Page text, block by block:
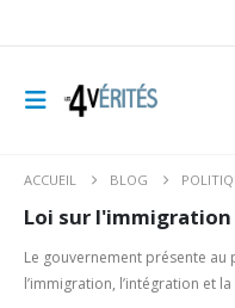
ACCUEIL BLOG
Loi sur
Le gouvernement présente
l’immigration, l’intégration et